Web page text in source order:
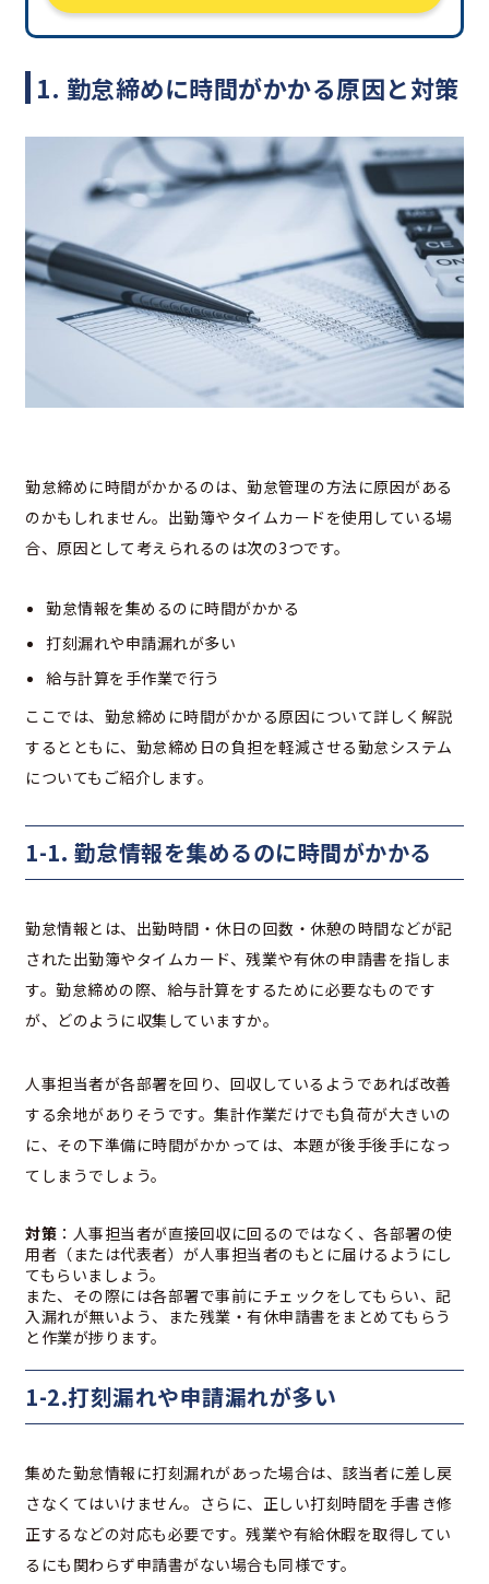
1. 勤怠締めに時間がかかる原因と対策
勤怠締めに時間がかかるのは、勤怠管理の方法に原因がある
のかもしれません。出勤簿やタイムカードを使用している場
合、原因として考えられるのは次の3つです。
勤怠情報を集めるのに時間がかかる
打刻漏れや申請漏れが多い
給与計算を手作業で行う
ここでは、勤怠締めに時間がかかる原因について詳しく解説
するとともに、勤怠締め日の負担を軽減させる勤怠システム
についてもご紹介します。
1-1. 勤怠情報を集めるのに時間がかかる
勤怠情報とは、出勤時間・休日の回数・休憩の時間などが記
された出勤簿やタイムカード、残業や有休の申請書を指しま
す。勤怠締めの際、給与計算をするために必要なものです
が、どのように収集していますか。
人事担当者が各部署を回り、回収しているようであれば改善
する余地がありそうです。集計作業だけでも負荷が大きいの
に、その下準備に時間がかかっては、本題が後手後手になっ
てしまうでしょう。
対策 ：人事担当者が直接回収に回るのではなく、各部署の使
用者（または代表者）が人事担当者のもとに届けるようにし
てもらいましょう。
また、その際には各部署で事前にチェックをしてもらい、記
入漏れが無いよう、また残業・有休申請書をまとめてもらう
と作業が捗ります。
1-2.打刻漏れや申請漏れが多い
集めた勤怠情報に打刻漏れがあった場合は、該当者に差し戻
さなくてはいけません。さらに、正しい打刻時間を手書き修
正するなどの対応も必要です。残業や有給休暇を取得してい
るにも関わらず申請書がない場合も同様です。